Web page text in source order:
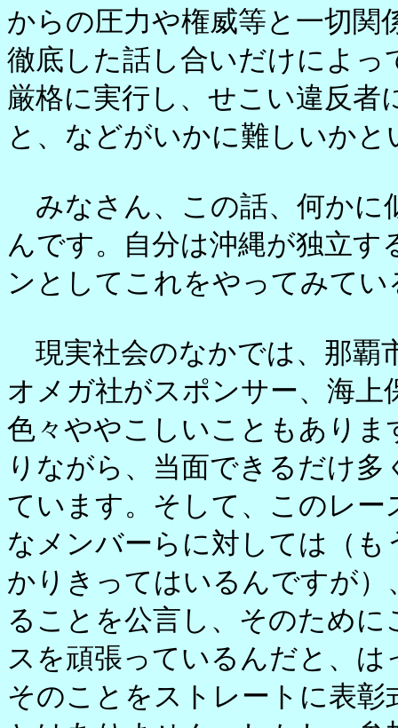
からの圧力や権威等と一切関
徹底した話し合いだけによ
厳格に実行し、せこい違反
と、などがいかに難しいか
みなさん、この話、何か
んです。自分は沖縄が独立
ンとしてこれをやってみてい
現実社会のなかでは、那覇
オメガ社がスポンサー、海
色々ややこしいこともあり
りながら、当面できるだけ
ています。そして、このレ
なメンバーらに対しては（
かりきってはいるんですが
ることを公言し、そのため
スを頑張っているんだと、
そのことをストレートに表